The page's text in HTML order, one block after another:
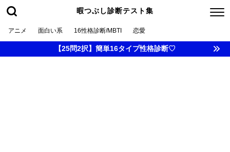
暇つぶし診断テスト集
アニメ 面白い系 16性格診断/MBTI 恋愛
【25問2択】簡単16タイプ性格診断♡